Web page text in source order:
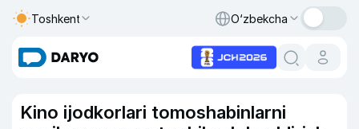
Toshkent O‘zbekcha
Kino ijodkorlari tomoshabinlarni